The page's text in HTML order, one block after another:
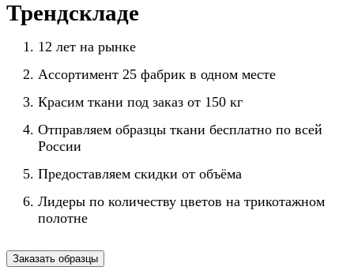
Трендскладе
12 лет на рынке
Ассортимент 25 фабрик в одном месте
Красим ткани под заказ от 150 кг
Отправляем образцы ткани бесплатно по всей
России
Предоставляем скидки от объёма
Лидеры по количеству цветов на трикотажном
полотне
Заказать образцы